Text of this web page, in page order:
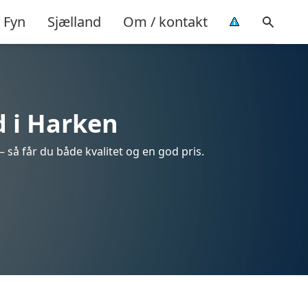
Fyn Sjælland Om / kontakt
i Harken
får du både kvalitet og en god pris.